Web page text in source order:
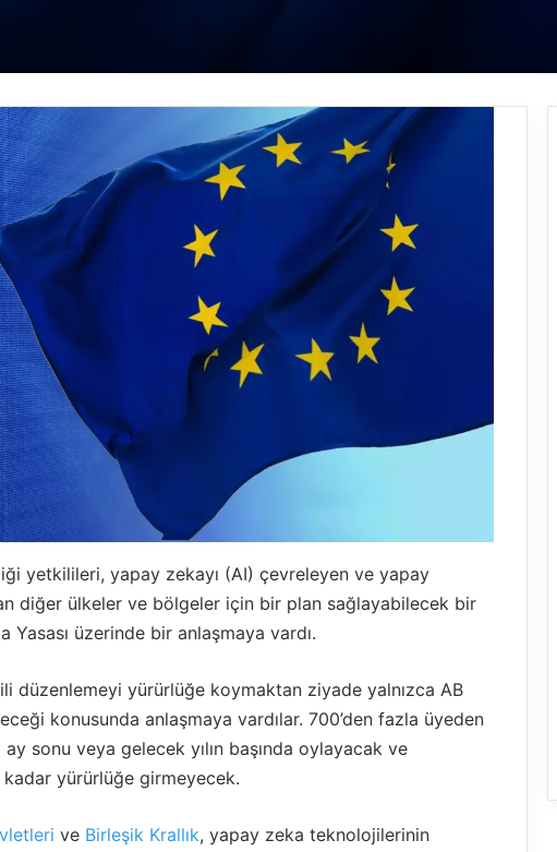
yetkilileri, yapay zekayı (AI) çevreleyen ve yapay
diğer ülkeler ve bölgeler için bir plan sağlayabilecek bir
üzerinde bir anlaşmaya vardı.
düzenlemeyi yürürlüğe koymaktan ziyade yalnızca AB
konusunda anlaşmaya vardılar. 700’den fazla üyeden
ay sonu veya gelecek yılın başında oylayacak ve
yürürlüğe girmeyecek.
ve Birleşik Krallık, yapay zeka teknolojilerinin